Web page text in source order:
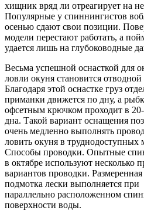
хищник вряд ли отреагирует на
Популярные у спиннингистов
осенью сдают свои позиции.
модели перестают работать, а
удается лишь на глубоководные
Весьма успешной оснасткой для
ловли окуня становится
Благодаря этой оснастке груз
приманки движется по дну, а
офсетным крючком проходит в
дна. Такой вариант оснащения
очень медленно выполнять
ловить окуня в труднодоступных
Способы проводки. Опытные
в октябре используют несколько
вариантов проводки.
подмотка лески выполняется при
параллельно расположенном
поверхности воды.